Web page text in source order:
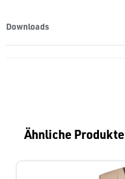
Downloads
Produktgalerie überspringen
Ähnliche Produkte